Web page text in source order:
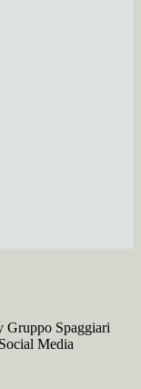
Gruppo Spaggiari
Media